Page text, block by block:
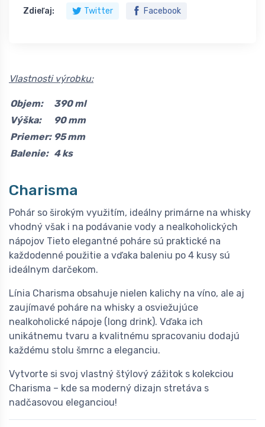
Zdieľaj: Twitter Facebook
Vlastnosti výrobku:
Objem:
390 ml
Výška:
90 mm
Priemer: 95 mm
Balenie: 4 ks
Charisma
Pohár so širokým využitím, ideálny primárne na whisky
vhodný však i na podávanie vody a nealkoholických
nápojov Tieto elegantné poháre sú praktické na
každodenné použitie a vďaka baleniu po 4 kusy sú
ideálnym darčekom.
Línia Charisma obsahuje nielen kalichy na víno, ale aj
zaujímavé poháre na whisky a osviežujúce
nealkoholické nápoje (long drink). Vďaka ich
unikátnemu tvaru a kvalitnému spracovaniu dodajú
každému stolu šmrnc a eleganciu.
Vytvorte si svoj vlastný štýlový zážitok s kolekciou
Charisma – kde sa moderný dizajn stretáva s
nadčasovou eleganciou!